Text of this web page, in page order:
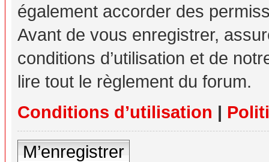
également accorder des
Avant de vous enregistrer,
conditions d’utilisation et de
lire tout le règlement du forum.
Conditions d’utilisation |
M’enregistrer